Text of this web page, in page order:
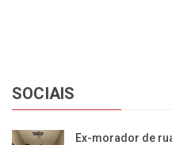
SOCIAIS
Ex-morador de